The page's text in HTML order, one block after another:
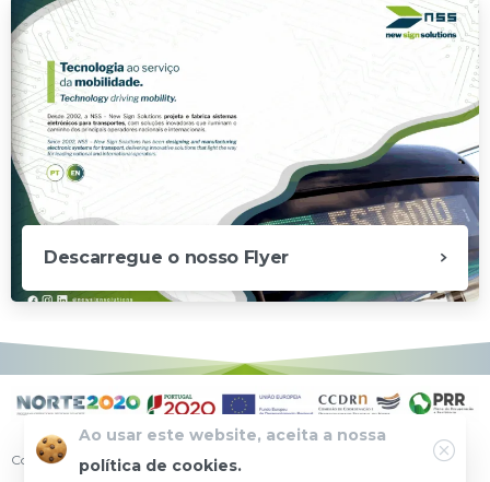
Descarregue o nosso Flyer
Copyright © | 2025 New Sign Solutions – Todos os direitos reservados
Ao usar este website, aceita a nossa
política de cookies.